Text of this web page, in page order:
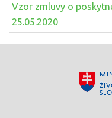
Vzor zmluvy o
25.05.2020